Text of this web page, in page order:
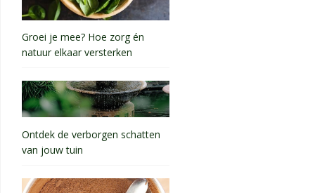
Groei je mee? Hoe zorg én
natuur elkaar versterken
Ontdek de verborgen schatten
van jouw tuin